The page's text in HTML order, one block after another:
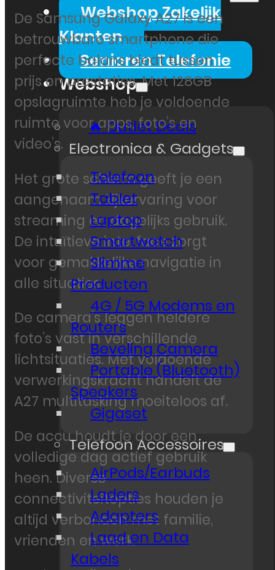
Webshop Zakelijk
Klanten
Senioren Telefonie
Webshop
🔥 Outlet Deals
Electronica & Gadgets
Telefoon
Tablet
Laptop
Smartwatch
Slimme
Producten
4G / 5G Modems en
Routers
Beveling Camera
Portable (Bluetooth)
Speakers
Gigaset
Telefoon Accessoires
AirPods/Earbuds
Laders
Adapters
Laad en Data
Kabels
De Samsung Galaxy A27 is een
betrouwbare smartphone die
perfecte balans biedt tussen
prijs en prestaties. Met 128GB
opslagruimte heb je voldoende
ruimte voor apps, foto’s en
video’s.
Het grote scherm geeft je een
aangenaam kijkervaring voor
streaming en dagelijks gebruik.
De intuïtieve interface zorgt
voor gemakkelijke navigatie in
alle situaties.
De camera’s leggen heldere
foto’s vast in verschillende
lichtsituaties. Met voldoende
verwerkingskracht handelt de
A27 multitasking moeiteloos af.
De accu houdt je door een
volledige dag actief gebruik
heen. Diverse
connectiviteitopties houden je
altijd verbonden met familie,
vrienden en werk.